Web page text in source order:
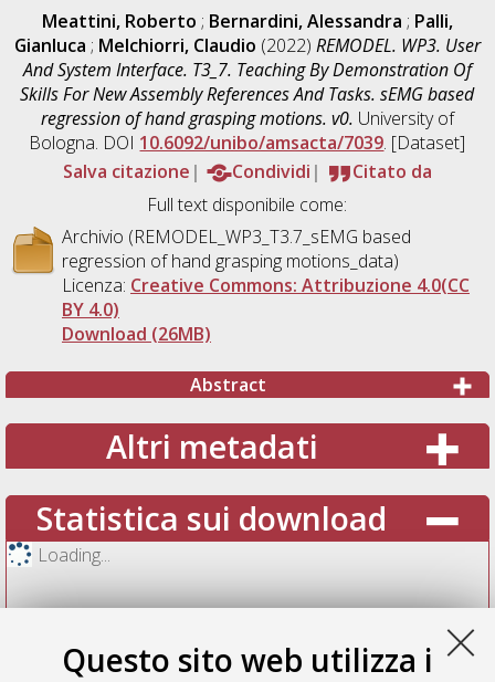
Questo sito web utilizza i
Meattini, Roberto ; Bernardini, Alessandra ; Palli,
Gianluca ; Melchiorri, Claudio (2022) REMODEL. WP3. User
And System Interface. T3_7. Teaching By Demonstration Of
Skills For New Assembly References And Tasks. sEMG based
regression of hand grasping motions. v0. University of
Bologna. DOI 10.6092/unibo/amsacta/7039. [Dataset]
Salva citazione
Condividi
Citato da
Full text disponibile come:
Archivio (REMODEL_WP3_T3.7_sEMG based
regression of hand grasping motions_data)
Licenza: Creative Commons: Attribuzione 4.0(CC
BY 4.0)
Download (26MB)
Abstract
Altri metadati
Statistica sui download
Loading...